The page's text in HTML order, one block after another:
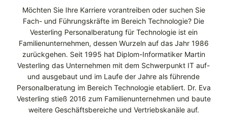
Möchten Sie Ihre Karriere vorantreiben oder suchen Sie
Fach- und Führungskräfte im Bereich Technologie? Die
Vesterling Personalberatung für Technologie ist ein
Familienunternehmen, dessen Wurzeln auf das Jahr 1986
zurückgehen. Seit 1995 hat Diplom-Informatiker Martin
Vesterling das Unternehmen mit dem Schwerpunkt IT auf-
und ausgebaut und im Laufe der Jahre als führende
Personalberatung im Bereich Technologie etabliert. Dr. Eva
Vesterling stieß 2016 zum Familienunternehmen und baute
weitere Geschäftsbereiche und Vertriebskanäle auf.